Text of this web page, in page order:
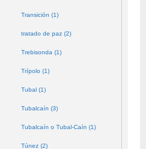
Transición (1)
tratado de paz (2)
Trebisonda (1)
Trípolo (1)
Tubal (1)
Tubalcaín (3)
Tubalcaín o Tubal-Caín (1)
Túnez (2)